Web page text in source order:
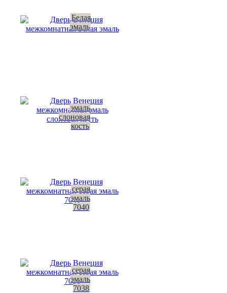
Белая
эмаль
эмаль
слоновая
кость
серая
эмаль
7040
серая
эмаль
7038